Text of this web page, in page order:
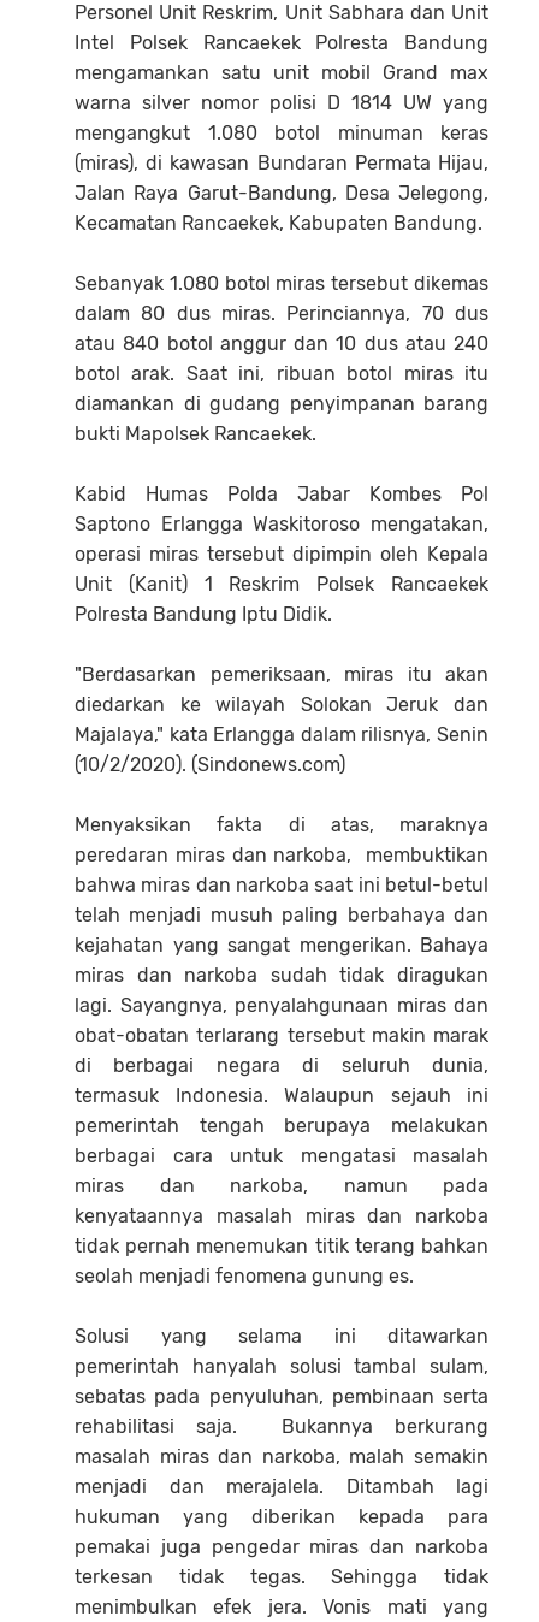
Personel Unit Reskrim, Unit Sabhara dan Unit
Intel Polsek Rancaekek Polresta Bandung
mengamankan satu unit mobil Grand max
warna silver nomor polisi D 1814 UW yang
mengangkut 1.080 botol minuman keras
(miras), di kawasan Bundaran Permata Hijau,
Jalan Raya Garut-Bandung, Desa Jelegong,
Kecamatan Rancaekek, Kabupaten Bandung.
Sebanyak 1.080 botol miras tersebut dikemas
dalam 80 dus miras. Perinciannya, 70 dus
atau 840 botol anggur dan 10 dus atau 240
botol arak. Saat ini, ribuan botol miras itu
diamankan di gudang penyimpanan barang
bukti Mapolsek Rancaekek.
Kabid Humas Polda Jabar Kombes Pol
Saptono Erlangga Waskitoroso mengatakan,
operasi miras tersebut dipimpin oleh Kepala
Unit (Kanit) 1 Reskrim Polsek Rancaekek
Polresta Bandung Iptu Didik.
"Berdasarkan pemeriksaan, miras itu akan
diedarkan ke wilayah Solokan Jeruk dan
Majalaya," kata Erlangga dalam rilisnya, Senin
(10/2/2020). (Sindonews.com)
Menyaksikan fakta di atas, maraknya
peredaran miras dan narkoba, membuktikan
bahwa miras dan narkoba saat ini betul-betul
telah menjadi musuh paling berbahaya dan
kejahatan yang sangat mengerikan. Bahaya
miras dan narkoba sudah tidak diragukan
lagi. Sayangnya, penyalahgunaan miras dan
obat-obatan terlarang tersebut makin marak
di berbagai negara di seluruh dunia,
termasuk Indonesia. Walaupun sejauh ini
pemerintah tengah berupaya melakukan
berbagai cara untuk mengatasi masalah
miras dan narkoba, namun pada
kenyataannya masalah miras dan narkoba
tidak pernah menemukan titik terang bahkan
seolah menjadi fenomena gunung es.
Solusi yang selama ini ditawarkan
pemerintah hanyalah solusi tambal sulam,
sebatas pada penyuluhan, pembinaan serta
rehabilitasi saja. Bukannya berkurang
masalah miras dan narkoba, malah semakin
menjadi dan merajalela. Ditambah lagi
hukuman yang diberikan kepada para
pemakai juga pengedar miras dan narkoba
terkesan tidak tegas. Sehingga tidak
menimbulkan efek jera. Vonis mati yang